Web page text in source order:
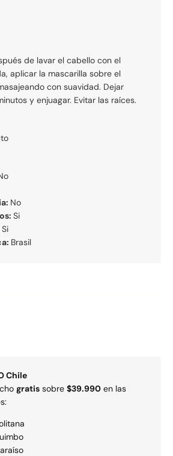
de lavar el cabello con el
aplicar la mascarilla sobre el
con suavidad. Dejar
y enjuagar. Evitar las raíces.
No
Si
Si
Brasil
Chile
gratis sobre $39.990 en las